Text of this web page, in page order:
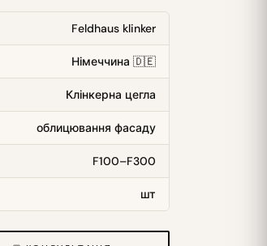
Feldhaus klinker
Німеччина 🇩🇪
Клінкерна цегла
облицювання фасаду
F100–F300
шт